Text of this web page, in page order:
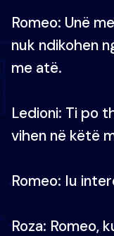
Romeo: Unë
nuk ndikohen
me atë.
Ledioni: Ti po
vihen në këtë
Romeo: Iu
Roza: Romeo,